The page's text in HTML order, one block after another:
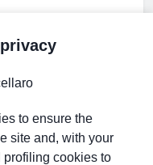
to ensure the
site and, with your
cookies to